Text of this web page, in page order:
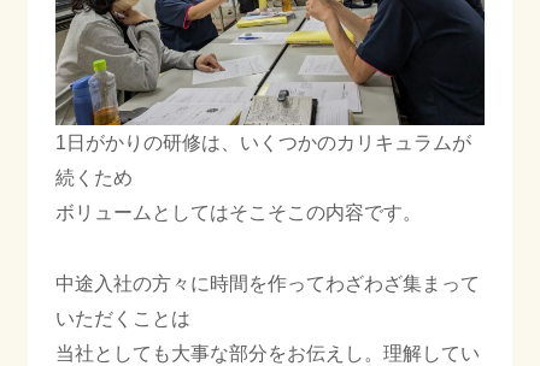
1日がかりの研修は、いくつかのカリキュラムが
続くため
ボリュームとしてはそこそこの内容です。
中途入社の方々に時間を作ってわざわざ集まって
いただくことは
当社としても大事な部分をお伝えし。理解してい